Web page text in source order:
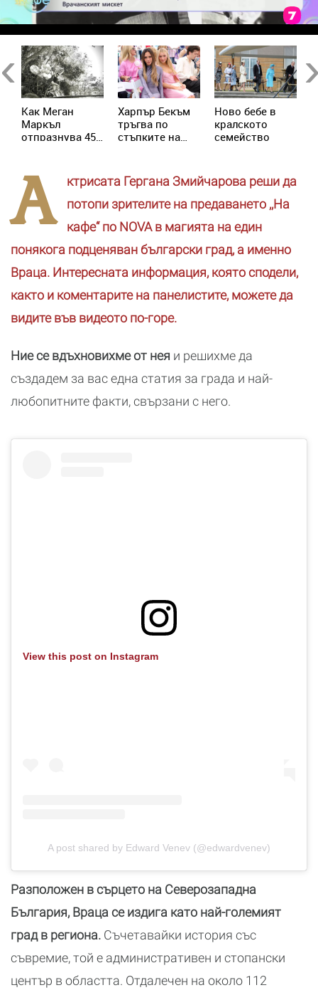
Как Меган
Маркъл
отпразнува 45-
Хари
Харпър Бекъм
тръгва по
стъпките на
собствен
козметичен
бранд
Ново бебе в
кралското
семейство
А
ктрисата Гергана Змийчарова реши да
потопи зрителите на предаването ,,На
кафе“ по NOVA в магията на един
понякога подценяван български град, а именно
Враца. Интересната информация, която сподели,
както и коментарите на панелистите, можете да
видите във видеото по-горе.
Ние се вдъхновихме от нея и решихме да
създадем за вас една статия за града и най-
любопитните факти, свързани с него.
View this post on Instagram
A post shared by Edward Venev (@edwardvenev)
Разположен в сърцето на Северозападна
България, Враца се издига като най-големият
град в региона. Съчетавайки история със
съвремие, той е административен и стопански
център в областта. Отдалечен на около 112